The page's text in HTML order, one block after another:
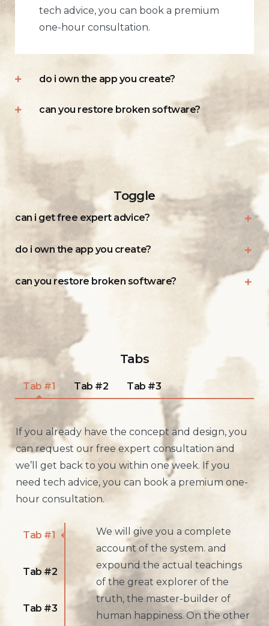
tech advice, you can book a premium
one-hour consultation.
do i own the app you create?
can you restore broken software?
Toggle
can i get free expert advice?
do i own the app you create?
can you restore broken software?
Tabs
Tab #1 Tab #2 Tab #3
If you already have the concept and design, you
can request our free expert consultation and
we’ll get back to you within one week. If you
need tech advice, you can book a premium one-
hour consultation.
Tab #1
Tab #2
Tab #3
We will give you a complete
account of the system. and
expound the actual teachings
of the great explorer of the
truth, the master-builder of
human happiness. On the other